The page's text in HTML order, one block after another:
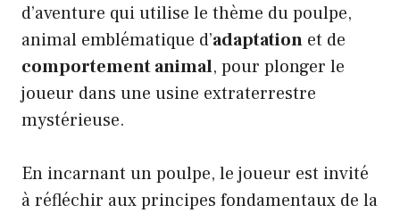
d’aventure qui utilise le thème du poulpe,
animal emblématique d’adaptation et de
comportement animal, pour plonger le
joueur dans une usine extraterrestre
mystérieuse.
En incarnant un poulpe, le joueur est invité
à réfléchir aux principes fondamentaux de la